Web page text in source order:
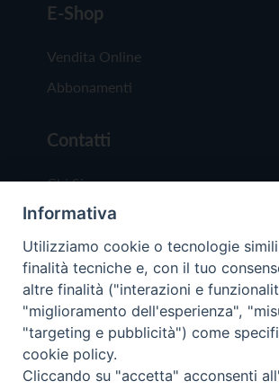
E-Shop
Vendita Online
Abbonamenti
Contatti
Chi Siamo
Redazione
Scrivici
Copyright © 2019 - Tutti i
Trentina Editrice
Informativa
Utilizziamo cookie o tecnologie
finalità tecniche e, con il tuo
altre finalità ("interazioni e
"miglioramento dell'esperienza",
"targeting e pubblicità") come
cookie policy.
Cliccando su "accetta" acconsenti